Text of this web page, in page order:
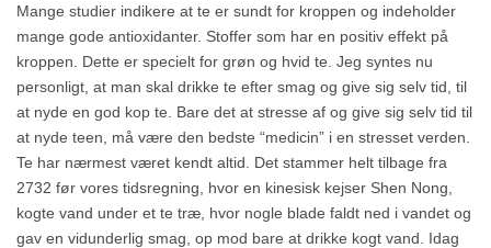
Mange studier indikere at te er sundt for kroppen og indeholder
mange gode antioxidanter. Stoffer som har en positiv effekt på
kroppen. Dette er specielt for grøn og hvid te. Jeg syntes nu
personligt, at man skal drikke te efter smag og give sig selv tid, til
at nyde en god kop te. Bare det at stresse af og give sig selv tid til
at nyde teen, må være den bedste “medicin” i en stresset verden.
Te har nærmest været kendt altid. Det stammer helt tilbage fra
2732 før vores tidsregning, hvor en kinesisk kejser Shen Nong,
kogte vand under et te træ, hvor nogle blade faldt ned i vandet og
gav en vidunderlig smag, op mod bare at drikke kogt vand. Idag